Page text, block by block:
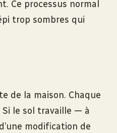
Ce processus normal
trop sombres qui
de la maison. Chaque
Si le sol travaille — à
modification de